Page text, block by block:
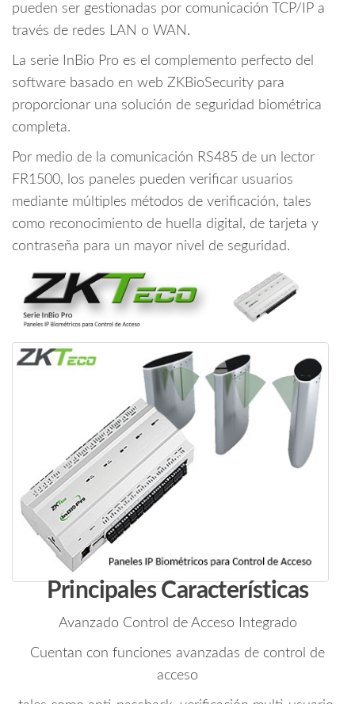
/
Green
/
Requiere
Licencia
cantidad
pueden ser gestionadas por comunicación TCP/IP a
través de redes LAN o WAN.
La serie InBio Pro es el complemento perfecto del
software basado en web ZKBioSecurity para
proporcionar una solución de seguridad biométrica
completa.
Por medio de la comunicación RS485 de un lector
FR1500, los paneles pueden verificar usuarios
mediante múltiples métodos de verificación, tales
como reconocimiento de huella digital, de tarjeta y
contraseña para un mayor nivel de seguridad.
Principales Características
Avanzado Control de Acceso Integrado
Cuentan con funciones avanzadas de control de
acceso